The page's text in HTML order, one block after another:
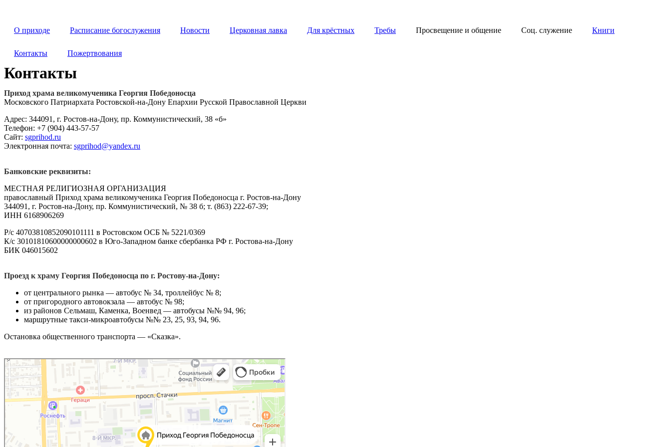
содержимому
О приходе Расписание богослужения Новости Церковная лавка Для крёстных Требы Просвещение и общение Соц. служение Книги
Контакты Пожертвования
Контакты
Приход храма великомученика Георгия Победоносца
Московского Патриархата Ростовской-на-Дону Епархии Русской Православной Церкви
Адрес: 344091, г. Ростов-на-Дону, пр. Коммунистический, 38 «б»
Телефон: +7 (904) 443-57-57
Сайт: sgprihod.ru
Электронная почта: sgprihod@yandex.ru
Банковские реквизиты:
МЕСТНАЯ РЕЛИГИОЗНАЯ ОРГАНИЗАЦИЯ
православный Приход храма великомученика Георгия Победоносца г. Ростов-на-Дону
344091, г. Ростов-на-Дону, пр. Коммунистический, № 38 б; т. (863) 222-67-39;
ИНН 6168906269
Р/с 40703810852090101111 в Ростовском ОСБ № 5221/0369
К/с 30101810600000000602 в Юго-Западном банке сбербанка РФ г. Ростова-на-Дону
БИК 046015602
Проезд к храму Георгия Победоносца по г. Ростову-на-Дону:
от центрального рынка ― автобус № 34, троллейбус № 8;
от пригородного автовокзала ― автобус № 98;
из районов Сельмаш, Каменка, Военвед ― автобусы №№ 94, 96;
маршрутные такси-микроавтобусы №№ 23, 25, 93, 94, 96.
Остановка общественного транспорта ― «Сказка».
Ростов‑на‑Дону
Яндекс Карты — транспорт, навигация, поиск мест